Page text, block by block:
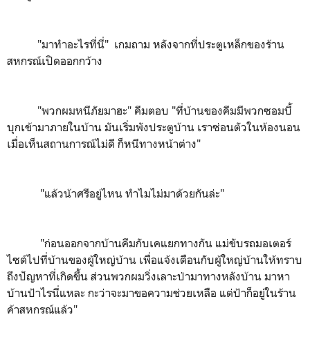
"มาทำอะไรที่นี่" เกมถาม หลังจากที่ประตูเหล็กของร้าน
สหกรณ์เปิดออกกว้าง
"พวกผมหนีภัยมาฮะ" คีมตอบ "ที่บ้านของคีมมีพวกซอมบี้
บุกเข้ามาภายในบ้าน มันเริ่มพังประตูบ้าน เราซ่อนตัวในห้องนอน
เมื่อเห็นสถานการณ์ไม่ดี ก็หนีทางหน้าต่าง"
"แล้วน้าศรีอยู่ไหน ทำไมไม่มาด้วยกันล่ะ"
"ก่อนออกจากบ้านคีมกับเคแยกทางกัน แม่ขับรถมอเตอร์
ไซต์ไปที่บ้านของผู้ใหญ่บ้าน เพื่อแจ้งเตือนกับผู้ใหญ่บ้านให้ทราบ
ถึงปัญหาที่เกิดขึ้น ส่วนพวกผมวิ่งเลาะป่ามาทางหลังบ้าน มาหา
บ้านป้าไรนี่แหละ กะว่าจะมาขอความช่วยเหลือ แต่ป้าก็อยู่ในร้าน
ค้าสหกรณ์แล้ว"